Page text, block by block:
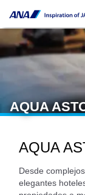
AQUA
AQUA
Desde
elegantes